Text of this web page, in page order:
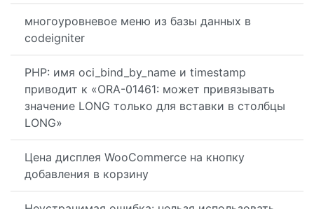
многоуровневое меню из базы данных в
codeigniter
PHP: имя oci_bind_by_name и timestamp
приводит к «ORA-01461: может привязывать
значение LONG только для вставки в столбцы
LONG»
Цена дисплея WooCommerce на кнопку
добавления в корзину